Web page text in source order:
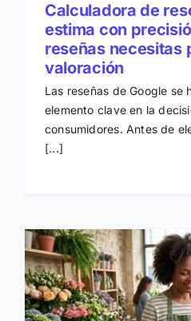
Calculadora de
estima con
reseñas necesitas
valoración
Las reseñas de Google se
elemento clave en la
consumidores. Antes de
[...]